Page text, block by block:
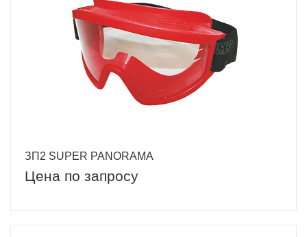
ЗП2 SUPER PANORAMA
Цена по запросу